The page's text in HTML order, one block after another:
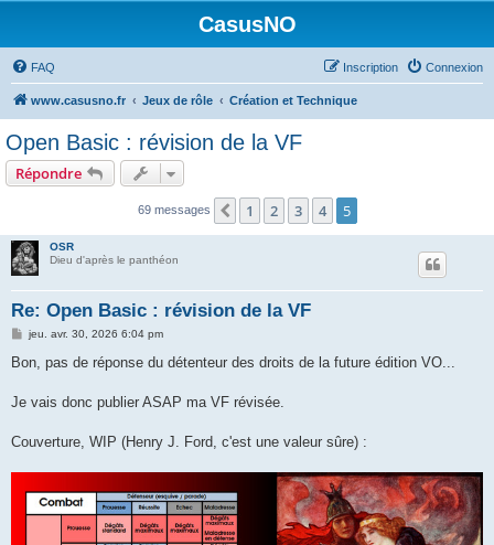
CasusNO
FAQ Connexion
Inscription
www.casusno.fr Jeux de rôle Création et Technique
Open Basic : révision de la VF
Répondre
69 messages Précédent
1 2 3 4 5
OSR
Dieu d'après le panthéon
Re: Open Basic : révision de la VF
M
s
g
jeu. avr. 30, 2026 6:04 pm
Bon, pas de réponse du détenteur des droits de la future édition VO...
Je vais donc publier ASAP ma VF révisée.
Couverture, WIP (Henry J. Ford, c'est une valeur sûre) :